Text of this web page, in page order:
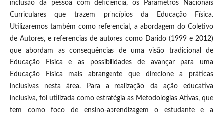
inclusão da pessoa com deficiência, os Parâmetros Nacionais
Curriculares que trazem princípios da Educação Física.
Utilizaremos também como referencial, a abordagem do Coletivo
de Autores, e referencias de autores como Darido (1999 e 2012)
que abordam as consequências de uma visão tradicional de
Educação Física e as possibilidades de avançar para uma
Educação Física mais abrangente que direcione a práticas
inclusivas nesta área. Para a realização da ação educativa
inclusiva, foi utilizada como estratégia as Metodologias Ativas, que
tem como foco de ensino-aprendizagem o estudante e a